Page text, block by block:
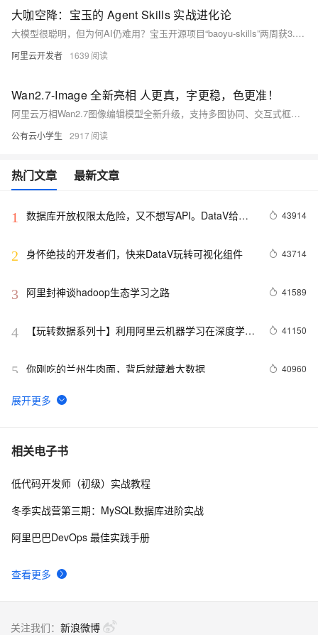
大咖空降：宝玉的 Agent Skills 实战进化论
大模型很聪明，但为何AI仍难用？宝玉开源项目“baoyu-skills”两周获3.1K+ Star，揭秘Agent技能实战进化：从痛点触发、暴力迭代到业务闭环提效。D2大会现场深度拆解AI时代生存逻辑。
阿里云开发者 1639
Wan2.7-Image 全新亮相 人更真，字更稳，色更准！
阿里云万相Wan2.7图像编辑模型全新升级，支持多图协同、交互式框选编辑与全链路创作，覆盖文生图、图生图、背景替换、风格迁移等场景。操作简单，自然语言指令即可实现专业级修图，适配电商、设计、内容创作等多元需求。
公有云小学生 2917
热门文章 最新文章
1
数据库开放权限太危险，又不想写API。DataV给你
43914
2 身怀绝技的开发者们，快来DataV玩转可视化组件 43714
3 阿里封神谈hadoop生态学习之路 41589
4
【玩转数据系列十】利用阿里云机器学习在深度学习
41150
5 你刚吃的兰州牛肉面，背后就藏着大数据 40960
6 odps是什么?
7 【技术实验】mysql准实时同步数据到Elasticsearch
8 数据仓库介绍与实时数仓案例
相关电子书
查看更多
低代码开发师（初级）实战教程
冬季实战营第三期：MySQL数据库进阶实战
阿里巴巴DevOps 最佳实践手册
关注我们： 新浪微博